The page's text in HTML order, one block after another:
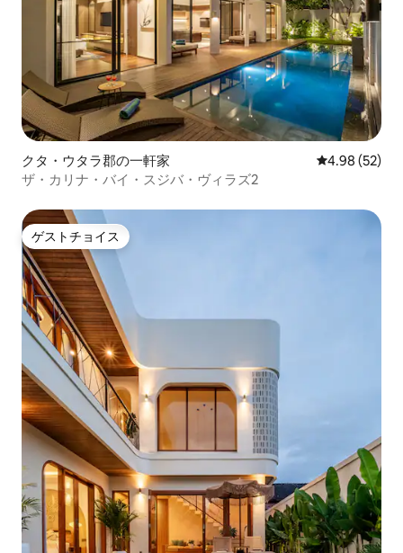
クタ・ウタラ郡の一軒家 レビュー52
4.98 (52)
ザ・カリナ・バイ・スジバ・ヴィラズ2
ゲストチョイス
ゲストチョイス